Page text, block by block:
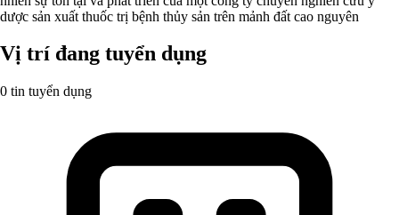
dược sản xuất thuốc trị bệnh thủy sản trên mảnh đất cao nguyên
Vị trí đang tuyển dụng
0 tin tuyển dụng